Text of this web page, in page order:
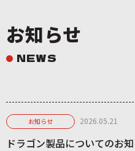
お知らせ
NEWS
お知らせ 2026.05.21
ドラゴン製品についてのお